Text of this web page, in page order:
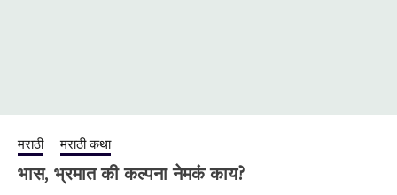
मराठी मराठी कथा
भास, भ्रमात की कल्पना नेमकं काय?